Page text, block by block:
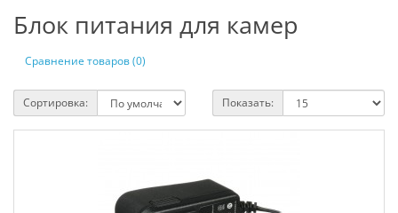
Блок питания для камер
Сравнение товаров (0)
Сортировка: Показать: